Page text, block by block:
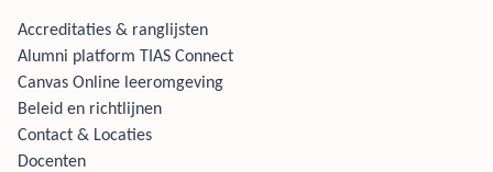
Accreditaties & ranglijsten
Alumni platform TIAS Connect
Canvas Online leeromgeving
Beleid en richtlijnen
Contact & Locaties
Docenten